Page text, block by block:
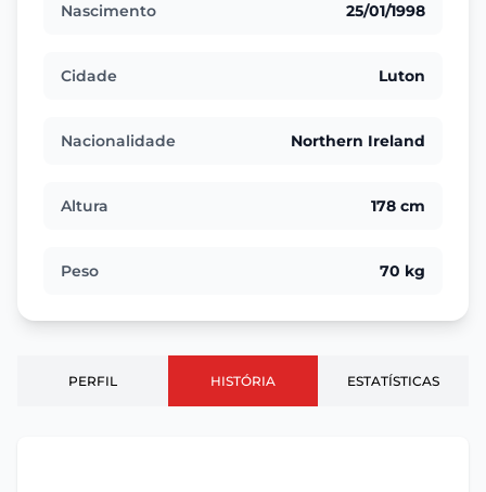
Nascimento 25/01/1998
Cidade Luton
Nacionalidade Northern Ireland
Altura 178 cm
Peso 70 kg
PERFIL HISTÓRIA ESTATÍSTICAS